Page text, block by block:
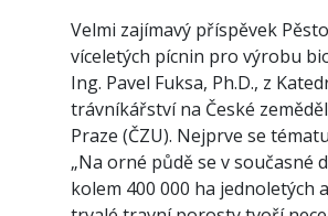
Velmi zajímavý příspěvek
víceletých pícnin pro výrobu
Ing. Pavel Fuksa, Ph.D., z
trávníkářství na České
Praze (ČZU). Nejprve se
„Na orné půdě se v současné
kolem 400 000 ha jednoletých